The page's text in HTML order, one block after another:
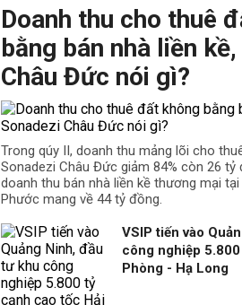
Doanh thu cho thuê
bằng bán nhà liền
Châu Đức nói gì?
Trong qúy II, doanh thu mảng lõi cho
Sonadezi Châu Đức giảm 84% còn 26 tỷ
doanh thu bán nhà liền kề thương mại
Phước mang về 44 tỷ đồng.
VSIP tiến vào
công nghiệp
Phòng - Hạ Long